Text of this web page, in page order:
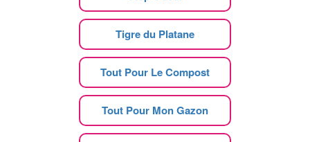
Tigre du Platane
Tout Pour Le Compost
Tout Pour Mon Gazon